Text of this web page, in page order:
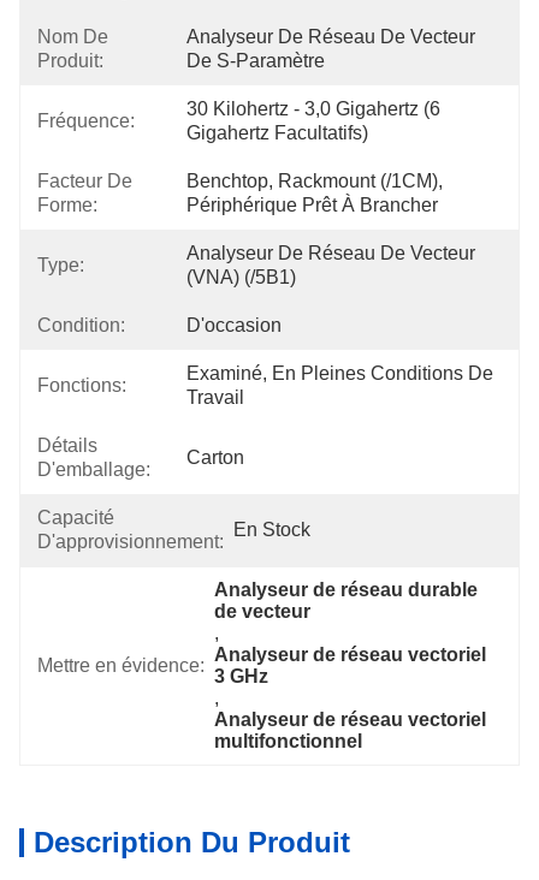
Nom De
Produit:
Analyseur De Réseau De Vecteur
De S-Paramètre
Fréquence:
30 Kilohertz - 3,0 Gigahertz (6
Gigahertz Facultatifs)
Facteur De
Forme:
Benchtop, Rackmount (/1CM),
Périphérique Prêt À Brancher
Type:
Analyseur De Réseau De Vecteur
(VNA) (/5B1)
Condition: D'occasion
Fonctions:
Examiné, En Pleines Conditions De
Travail
Détails
D'emballage:
Carton
Capacité
D'approvisionnement:
En Stock
Mettre en évidence:
Analyseur de réseau durable
de vecteur
,
Analyseur de réseau vectoriel
3 GHz
,
Analyseur de réseau vectoriel
multifonctionnel
Description Du Produit